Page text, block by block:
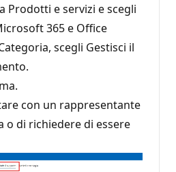
Prodotti e servizi e scegli
365 e Office
scegli Gestisci il
con un rappresentante
o di richiedere di essere